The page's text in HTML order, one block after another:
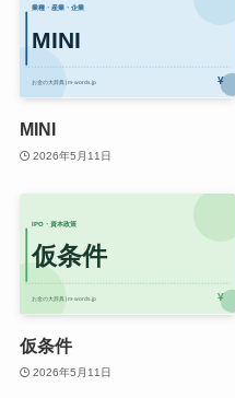
MINI
2026年5月11日
仮条件
2026年5月11日